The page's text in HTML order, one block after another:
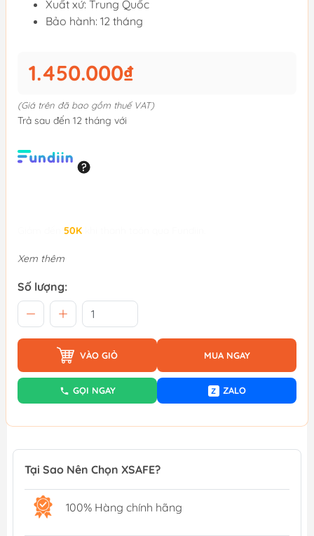
Xuất xứ: Trung Quốc
Bảo hành: 12 tháng
1.450.000₫
(Giá trên đã bao gồm thuế VAT)
Trả sau đến 12 tháng với
50K
Xem thêm
Số lượng:
VÀO GIỎ MUA NGAY
GỌI NGAY Z ZALO
Tại Sao Nên Chọn XSAFE?
100% Hàng chính hãng